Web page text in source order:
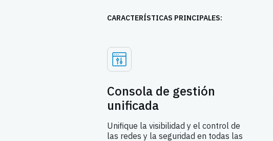
CARACTERÍSTICAS PRINCIPALES:
Consola de gestión
unificada
Unifique la visibilidad y el control de
las redes y la seguridad en todas las